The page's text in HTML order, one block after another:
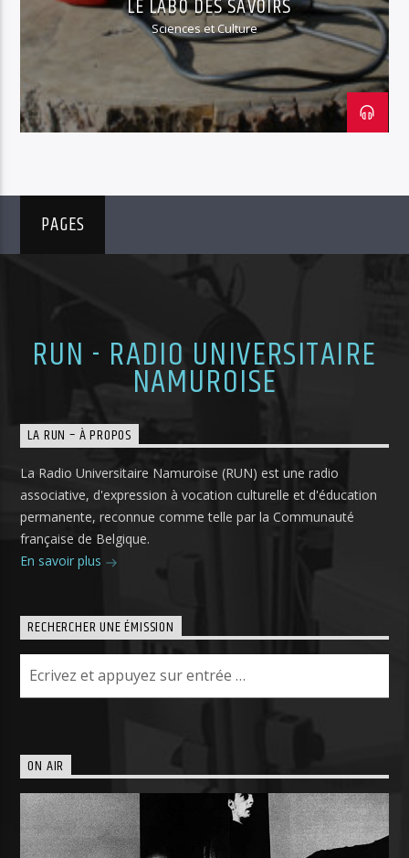
LE LABO DES SAVOIRS
Sciences et Culture
PAGES
RUN - RADIO UNIVERSITAIRE
NAMUROISE
LA RUN – À PROPOS
La Radio Universitaire Namuroise (RUN) est une radio
associative, d'expression à vocation culturelle et d'éducation
permanente, reconnue comme telle par la Communauté
française de Belgique.
En savoir plus
RECHERCHER UNE ÉMISSION
ON AIR